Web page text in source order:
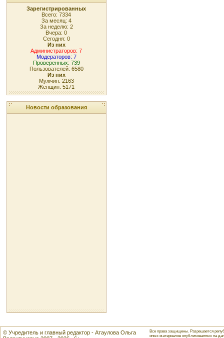
Зарегистрированных
Всего: 7334
За месяц: 4
За неделю: 2
Вчера: 0
Сегодня: 0
Из них
Администраторов: 7
Модераторов: 7
Проверенных: 739
Пользователей: 6580
Из них
Мужчин: 2163
Женщин: 5171
Новости образования
© Учредитель и главный редактор - Атаулова Ольга
Все права защищены. Разрешается
иных материалов опубликованных на